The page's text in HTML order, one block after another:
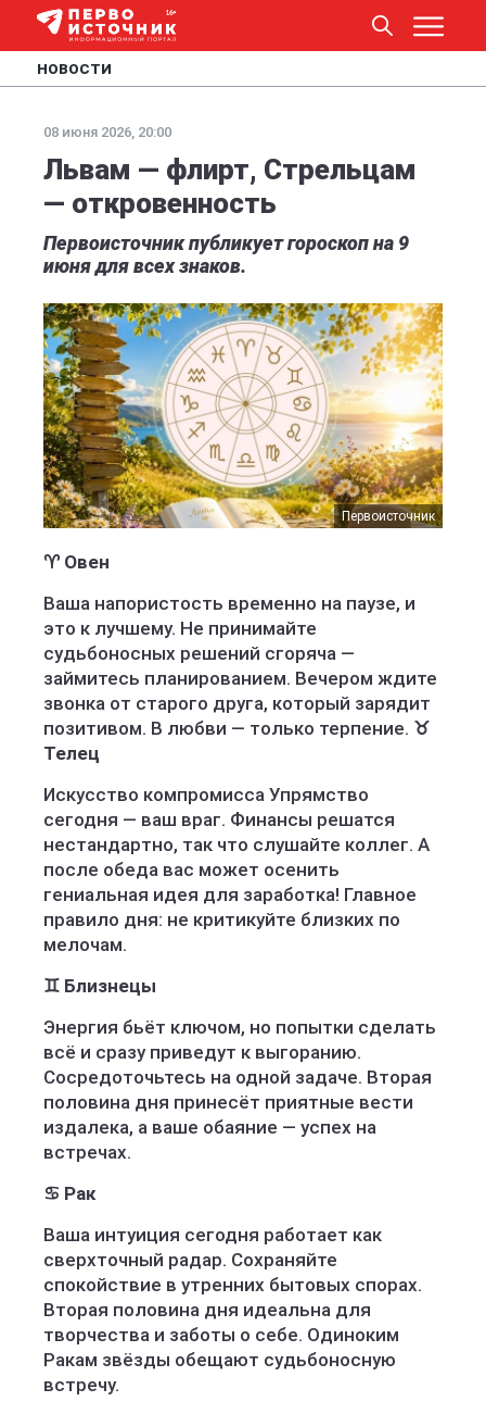
НОВОСТИ
08 июня 2026, 20:00
Львам — флирт, Стрельцам
— откровенность
Первоисточник публикует гороскоп на 9
июня для всех знаков.
Первоисточник
♈ Овен
Ваша напористость временно на паузе, и
это к лучшему. Не принимайте
судьбоносных решений сгоряча —
займитесь планированием. Вечером ждите
звонка от старого друга, который зарядит
позитивом. В любви — только терпение. ♉
Телец
Искусство компромисса Упрямство
сегодня — ваш враг. Финансы решатся
нестандартно, так что слушайте коллег. А
после обеда вас может осенить
гениальная идея для заработка! Главное
правило дня: не критикуйте близких по
мелочам.
♊ Близнецы
Энергия бьёт ключом, но попытки сделать
всё и сразу приведут к выгоранию.
Сосредоточьтесь на одной задаче. Вторая
половина дня принесёт приятные вести
издалека, а ваше обаяние — успех на
встречах.
♋ Рак
Ваша интуиция сегодня работает как
сверхточный радар. Сохраняйте
спокойствие в утренних бытовых спорах.
Вторая половина дня идеальна для
творчества и заботы о себе. Одиноким
Ракам звёзды обещают судьбоносную
встречу.